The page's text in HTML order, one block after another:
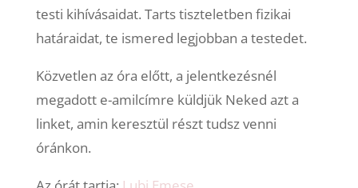
testi kihívásaidat. Tarts tiszteletben fizikai
határaidat, te ismered legjobban a testedet.
Közvetlen az óra előtt, a jelentkezésnél
megadott e-amilcímre küldjük Neked azt a
linket, amin keresztül részt tudsz venni
óránkon.